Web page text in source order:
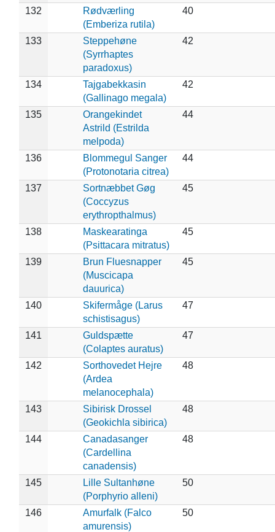
132
Rødværling
(Emberiza rutila)
40
133
Steppehøne
(Syrrhaptes
paradoxus)
42
134
Tajgabekkasin
(Gallinago megala)
42
135
Orangekindet
Astrild (Estrilda
melpoda)
44
136
Blommegul Sanger
(Protonotaria citrea)
44
137
Sortnæbbet Gøg
(Coccyzus
erythropthalmus)
45
138
Maskearatinga
(Psittacara mitratus)
45
139
Brun Fluesnapper
(Muscicapa
dauurica)
45
140
Skifermåge (Larus
schistisagus)
47
141
Guldspætte
(Colaptes auratus)
47
142
Sorthovedet Hejre
(Ardea
melanocephala)
48
143
Sibirisk Drossel
(Geokichla sibirica)
48
144
Canadasanger
(Cardellina
canadensis)
48
145
Lille Sultanhøne
(Porphyrio alleni)
50
146
Amurfalk (Falco
amurensis)
50